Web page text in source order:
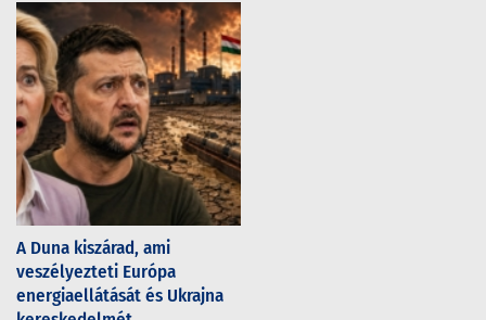
A Duna kiszárad, ami
veszélyezteti Európa
energiaellátását és Ukrajna